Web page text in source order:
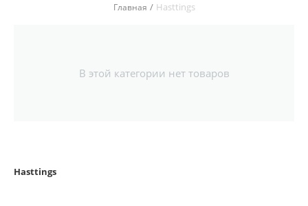
Главная / Hasttings
В этой категории нет товаров
Hasttings